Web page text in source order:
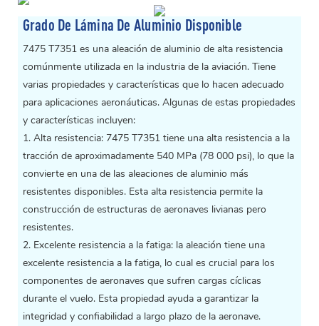
Grado De Lámina De Aluminio Disponible
7475 T7351 es una aleación de aluminio de alta resistencia
comúnmente utilizada en la industria de la aviación. Tiene
varias propiedades y características que lo hacen adecuado
para aplicaciones aeronáuticas. Algunas de estas propiedades
y características incluyen:
1. Alta resistencia: 7475 T7351 tiene una alta resistencia a la
tracción de aproximadamente 540 MPa (78 000 psi), lo que la
convierte en una de las aleaciones de aluminio más
resistentes disponibles. Esta alta resistencia permite la
construcción de estructuras de aeronaves livianas pero
resistentes.
2. Excelente resistencia a la fatiga: la aleación tiene una
excelente resistencia a la fatiga, lo cual es crucial para los
componentes de aeronaves que sufren cargas cíclicas
durante el vuelo. Esta propiedad ayuda a garantizar la
integridad y confiabilidad a largo plazo de la aeronave.